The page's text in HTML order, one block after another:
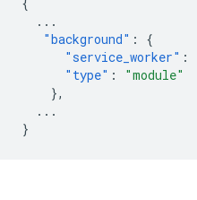
...
"background" :
{
"service_worker" :
"type" :
"module"
},
...
}